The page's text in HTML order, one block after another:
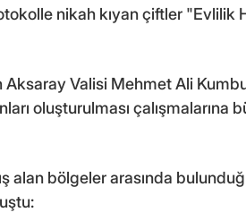
nikah kıyan çiftler "Evlilik
Valisi Mehmet Ali
oluşturulması çalışmalarına
alan bölgeler arasında